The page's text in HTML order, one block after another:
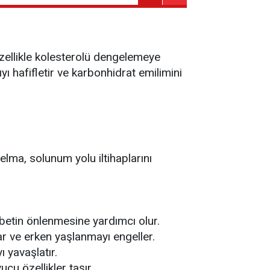
kolesterolü dengelemeye
hafifletir ve karbonhidrat emilimini
solunum yolu iltihaplarını
önlenmesine yardımcı olur.
erken yaşlanmayı engeller.
yavaşlatır.